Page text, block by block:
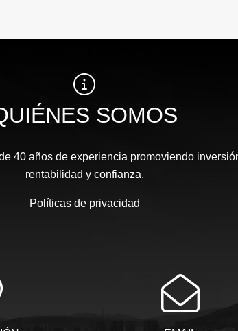
SOMOS
40 años de experiencia promoviendo
rentabilidad y confianza.
Políticas de privacidad